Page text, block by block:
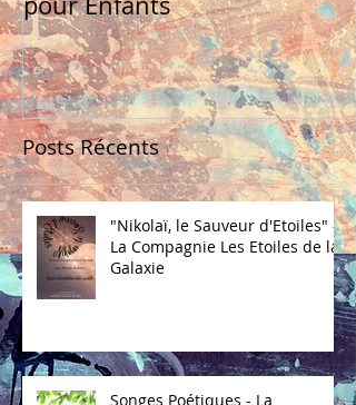
Livre d'Or de nos Spectacle
pour Enfants
Posts Récents
"Nikolaï, le Sauveur d'Etoiles" -
La Compagnie Les Etoiles de la